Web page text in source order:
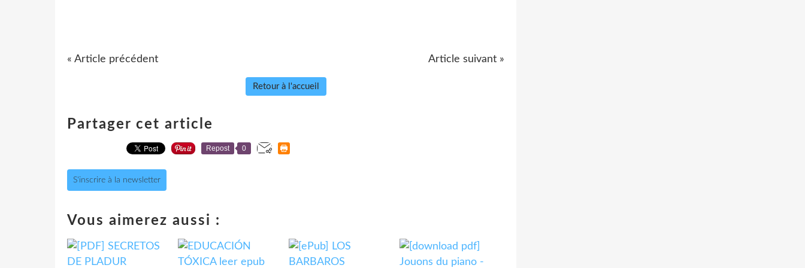
« Article précédent Article suivant »
Retour à l'accueil
Partager cet article
Repost 0
S'inscrire à la newsletter
Vous aimerez aussi :